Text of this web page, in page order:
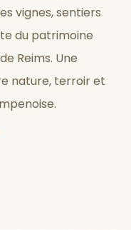
vignes, sentiers
du patrimoine
Reims. Une
nature, terroir et